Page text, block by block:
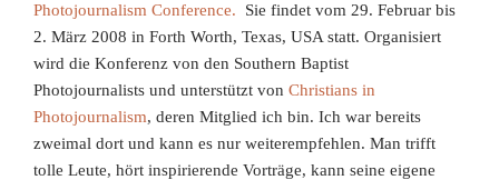
Photojournalism Conference. Sie findet vom 29. Februar bis
2. März 2008 in Forth Worth, Texas, USA statt. Organisiert
wird die Konferenz von den Southern Baptist
Photojournalists und unterstützt vonChristians in
Photojournalism, deren Mitglied ich bin. Ich war bereits
zweimal dort und kann es nur weiterempfehlen. Man trifft
tolle Leute, hört inspirierende Vorträge, kann seine eigene